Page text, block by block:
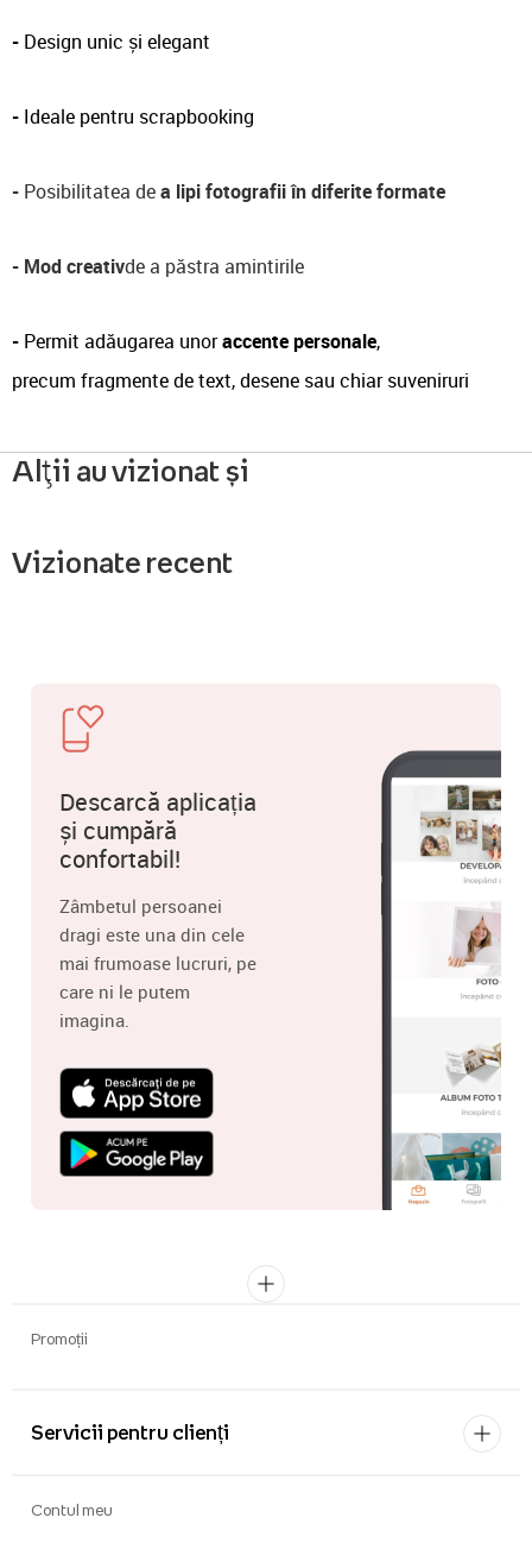
- Design unic și elegant
- Ideale pentru scrapbooking
- Posibilitatea dea lipi fotografii în diferite formate
- Mod creativde a păstra amintirile
- Permit adăugarea unoraccente personale,
precum fragmente de text, desene sau chiar suveniruri
Alții au vizionat și
Vizionate recent
Descarcă aplicația
și cumpără
confortabil!
Zâmbetul persoanei
dragi este una din cele
mai frumoase lucruri, pe
care ni le putem
imagina.
Promoții
Servicii pentru clienți
Contul meu